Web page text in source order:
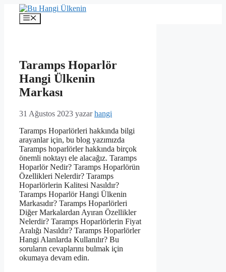
İçeriğe
Menü
Taramps Hoparlör
Hangi Ülkenin
Markası
31 Ağustos 2023 yazarhangi
Taramps Hoparlörleri hakkında bilgi
arayanlar için, bu blog yazımızda
Taramps hoparlörler hakkında birçok
önemli noktayı ele alacağız. Taramps
Hoparlör Nedir? Taramps Hoparlörün
Özellikleri Nelerdir? Taramps
Hoparlörlerin Kalitesi Nasıldır?
Taramps Hoparlör Hangi Ülkenin
Markasıdır? Taramps Hoparlörleri
Diğer Markalardan Ayıran Özellikler
Nelerdir? Taramps Hoparlörlerin Fiyat
Aralığı Nasıldır? Taramps Hoparlörler
Hangi Alanlarda Kullanılır? Bu
soruların cevaplarını bulmak için
okumaya devam edin.